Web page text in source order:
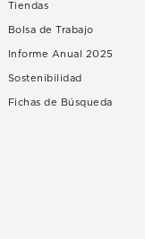
Tiendas
Bolsa de Trabajo
Informe Anual 2025
Sostenibilidad
Fichas de Búsqueda